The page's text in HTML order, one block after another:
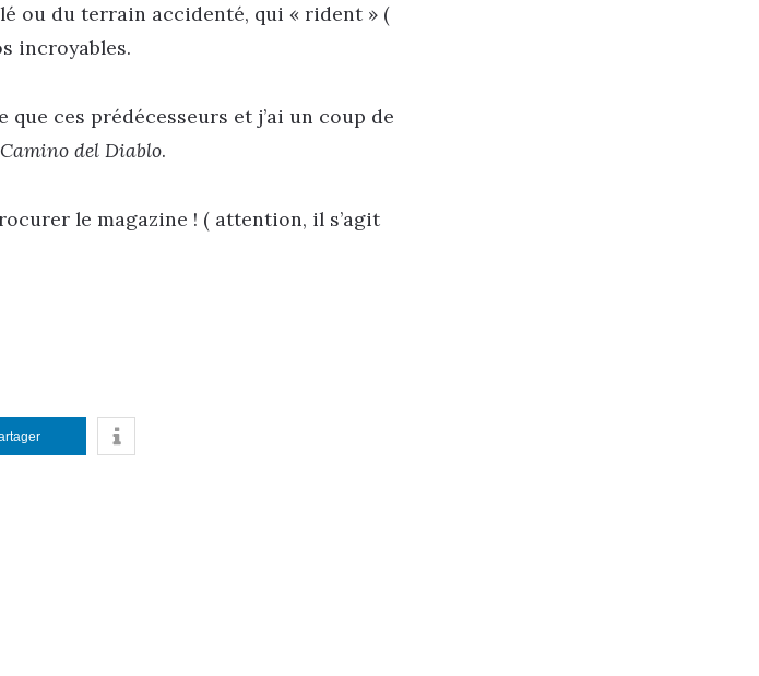
ou du terrain accidenté, qui « rident » (
incroyables.
ces prédécesseurs et j’ai un coup de
del Diablo.
le magazine ! ( attention, il s’agit